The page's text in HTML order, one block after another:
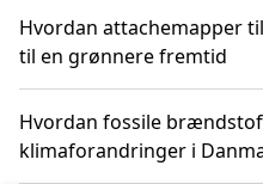
Hvordan attachemapper
til en grønnere fremtid
Hvordan fossile
klimaforandringer i